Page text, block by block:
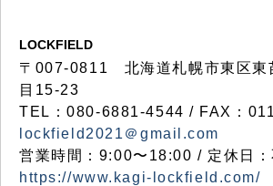
LOCKFIELD
〒007-0811 北海道札幌市東区東
目15-23
TEL：080-6881-4544 / FAX：
lockfield2021＠gmail.com
営業時間：9:00〜18:00 / 定休日：
https://www.kagi-lockfield.com/